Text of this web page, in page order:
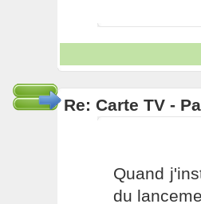
Re: Carte TV -
Quand
du